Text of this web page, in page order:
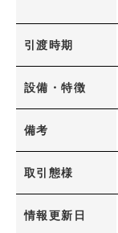
引渡時期
設備・特徴
備考
取引態様
情報更新日